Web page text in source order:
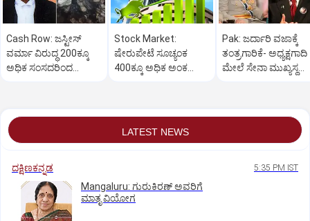
Cash Row: ಜಸ್ಟೀಸ್‌
ವರ್ಮಾ ವಿರುದ್ಧ 200ಕ್ಕೂ
ಅಧಿಕ ಸಂಸದರಿಂದ
Stock Market:
ಷೇರುಪೇಟೆ ಸೂಚ್ಯಂಕ
400ಕ್ಕೂ ಅಧಿಕ ಅಂಕ
Pak: ಜರ್ದಾರಿ ವಜಾಕ್ಕೆ
ತಂತ್ರಗಾರಿಕೆ- ಅಧ್ಯಕ್ಷಗಾದಿ
ಮೇಲೆ ಸೇನಾ ಮುಖ್ಯಸ್ಥ
LATEST NEWS
ದಕ್ಷಿಣಕನ್ನಡ 5:35 PM IST
Mangaluru: ಗುರುಕಿರಣ್ ಅವರಿಗೆ
ಮಾತೃ ವಿಯೋಗ